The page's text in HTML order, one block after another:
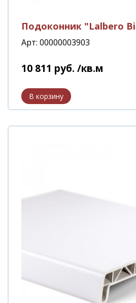
Подоконник "Lalbero
Арт: 00000003903
10 811 руб. /кв.м